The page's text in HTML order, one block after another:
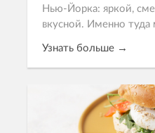
Нью-Йорка: яркой,
вкусной. Именно
нашем мастер-классе.
отличный шанс
себя в роли шефа и
готовить блюд...
Узнать больше →
Записаться